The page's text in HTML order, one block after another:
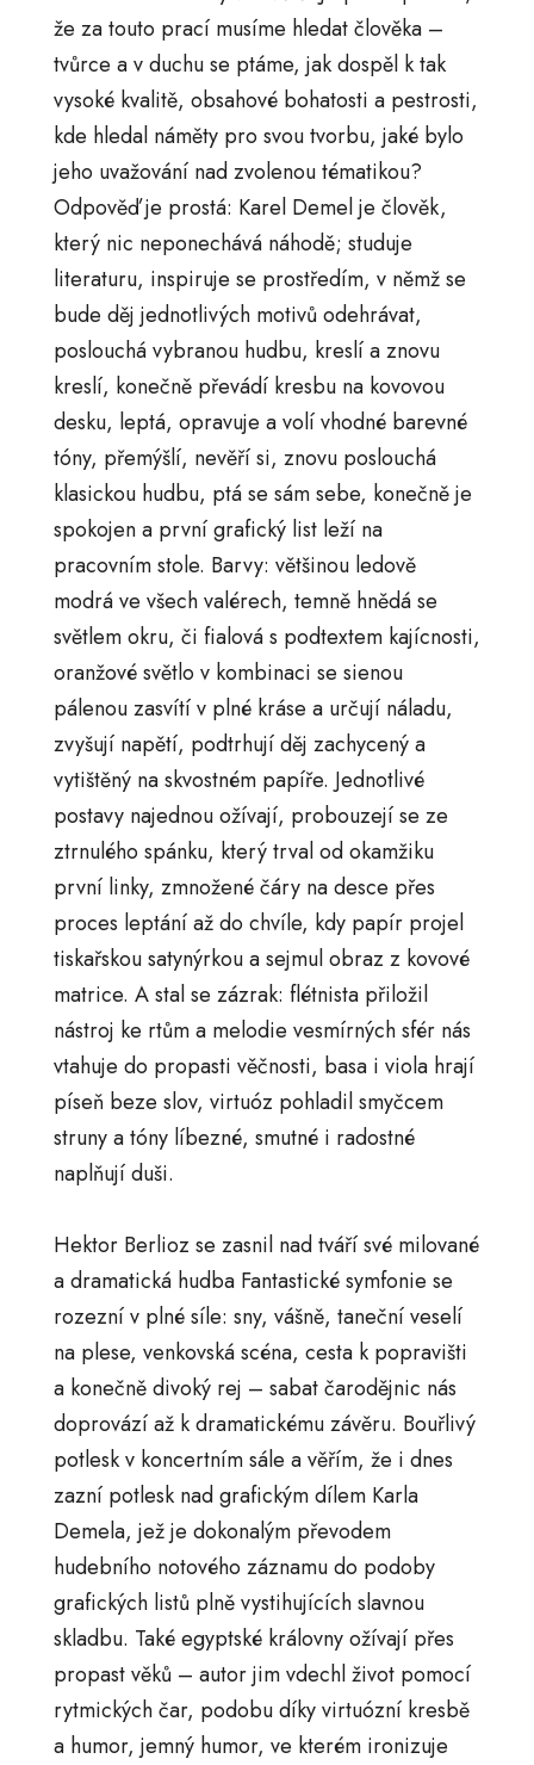
že za touto prací musíme hledat člověka –
tvůrce a v duchu se ptáme, jak dospěl k tak
vysoké kvalitě, obsahové bohatosti a pestrosti,
kde hledal náměty pro svou tvorbu, jaké bylo
jeho uvažování nad zvolenou tématikou?
Odpověď je prostá: Karel Demel je člověk,
který nic neponechává náhodě; studuje
literaturu, inspiruje se prostředím, v němž se
bude děj jednotlivých motivů odehrávat,
poslouchá vybranou hudbu, kreslí a znovu
kreslí, konečně převádí kresbu na kovovou
desku, leptá, opravuje a volí vhodné barevné
tóny, přemýšlí, nevěří si, znovu poslouchá
klasickou hudbu, ptá se sám sebe, konečně je
spokojen a první grafický list leží na
pracovním stole. Barvy: většinou ledově
modrá ve všech valérech, temně hnědá se
světlem okru, či fialová s podtextem kajícnosti,
oranžové světlo v kombinaci se sienou
pálenou zasvítí v plné kráse a určují náladu,
zvyšují napětí, podtrhují děj zachycený a
vytištěný na skvostném papíře. Jednotlivé
postavy najednou ožívají, probouzejí se ze
ztrnulého spánku, který trval od okamžiku
první linky, zmnožené čáry na desce přes
proces leptání až do chvíle, kdy papír projel
tiskařskou satynýrkou a sejmul obraz z kovové
matrice. A stal se zázrak: flétnista přiložil
nástroj ke rtům a melodie vesmírných sfér nás
vtahuje do propasti věčnosti, basa i viola hrají
píseň beze slov, virtuóz pohladil smyčcem
struny a tóny líbezné, smutné i radostné
naplňují duši.
Hektor Berlioz se zasnil nad tváří své milované
a dramatická hudba Fantastické symfonie se
rozezní v plné síle: sny, vášně, taneční veselí
na plese, venkovská scéna, cesta k popravišti
a konečně divoký rej – sabat čarodějnic nás
doprovází až k dramatickému závěru. Bouřlivý
potlesk v koncertním sále a věřím, že i dnes
zazní potlesk nad grafickým dílem Karla
Demela, jež je dokonalým převodem
hudebního notového záznamu do podoby
grafických listů plně vystihujících slavnou
skladbu. Také egyptské královny ožívají přes
propast věků – autor jim vdechl život pomocí
rytmických čar, podobu díky virtuózní kresbě
a humor, jemný humor, ve kterém ironizuje